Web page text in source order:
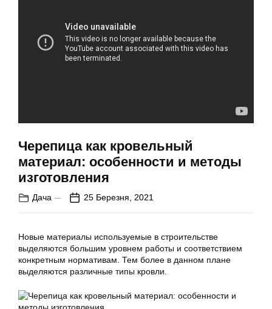
Черепица как кровельный
материал: особенности и методы
изготовления
Дача 25 Березня, 2021
Новые материалы используемые в строительстве
выделяются большим уровнем работы и соответствием
конкретным нормативам. Тем более в данном плане
выделяются различные типы кровли.